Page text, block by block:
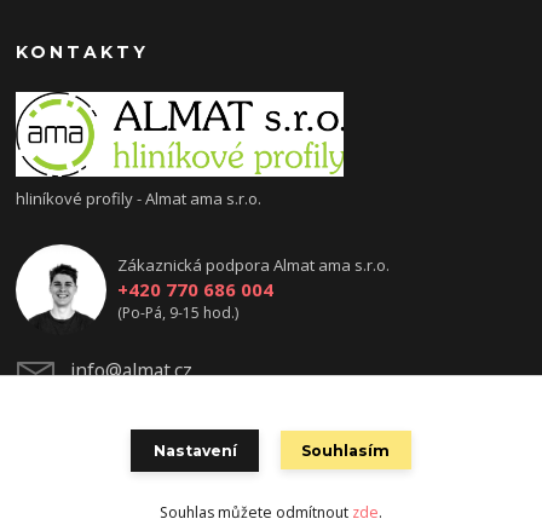
KONTAKTY
hliníkové profily - Almat ama s.r.o.
Zákaznická podpora Almat ama s.r.o.
+420 770 686 004
(Po-Pá, 9-15 hod.)
info@almat.cz
Nastavení Souhlasím
Souhlas můžete odmítnout zde.